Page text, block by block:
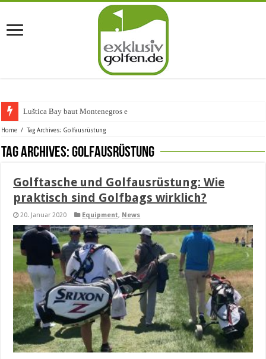
Luštica Bay baut Montenegros erste Gol
Home / Tag Archives: Golfausrüstung
Tag Archives:Golfausrüstung
Golftasche und Golfausrüstung: Wie
praktisch sind Golfbags wirklich?
20. Januar 2020 Equipment, News